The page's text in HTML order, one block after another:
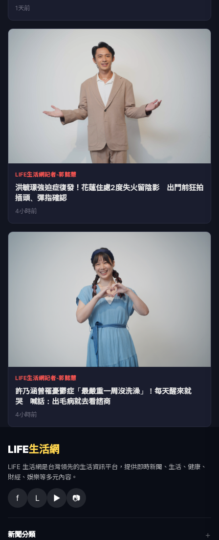
1天前
LIFE生活網記者-郭懿慧
洪毓璟強迫症復發！花蓮住處2度失火留陰影 出門前狂拍
插頭、彈指確認
4小時前
LIFE生活網記者-郭懿慧
許乃涵曾罹憂鬱症「最嚴重一周沒洗澡」！每天醒來就
哭 喊話：出毛病就去看諮商
4小時前
LIFE生活網
LIFE 生活網是台灣領先的生活資訊平台，提供即時新聞、生活、健康、
財經、娛樂等多元內容。
f L ▶ 📷
新聞分類